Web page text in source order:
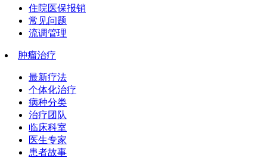
住院医保报销
常见问题
流调管理
肿瘤治疗
最新疗法
个体化治疗
病种分类
治疗团队
临床科室
医生专家
患者故事